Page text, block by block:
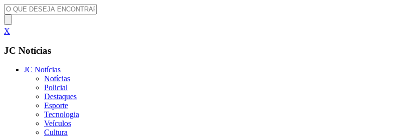
X
JC Notícias
JC Notícias
Notícias
Policial
Destaques
Esporte
Tecnologia
Veículos
Cultura